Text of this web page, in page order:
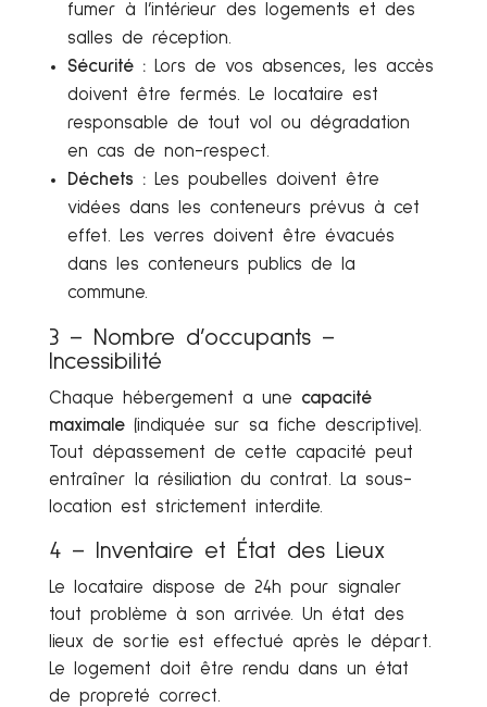
fumer à l’intérieur des logements et des
salles de réception.
Sécurité :Lors de vos absences, les accès
doivent être fermés. Le locataire est
responsable de tout vol ou dégradation
en cas de non-respect.
Déchets :Les poubelles doivent être
vidées dans les conteneurs prévus à cet
effet. Les verres doivent être évacués
dans les conteneurs publics de la
commune.
3 – Nombre d’occupants –
Incessibilité
Chaque hébergement a une capacité
maximale(indiquée sur sa fiche descriptive).
Tout dépassement de cette capacité peut
entraîner la résiliation du contrat. La sous-
location est strictement interdite.
4 – Inventaire et État des Lieux
Le locataire dispose de 24h pour signaler
tout problème à son arrivée. Un état des
lieux de sortie est effectué après le départ.
Le logement doit être rendu dans un état
de propreté correct.